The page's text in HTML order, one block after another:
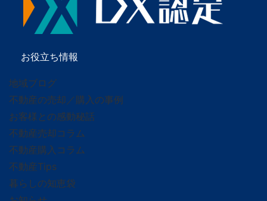
お役立ち情報
地域ブログ
不動産の売却／購入の事例
お客様との感動秘話
不動産売却コラム
不動産購入コラム
不動産Tips
暮らしの知恵袋